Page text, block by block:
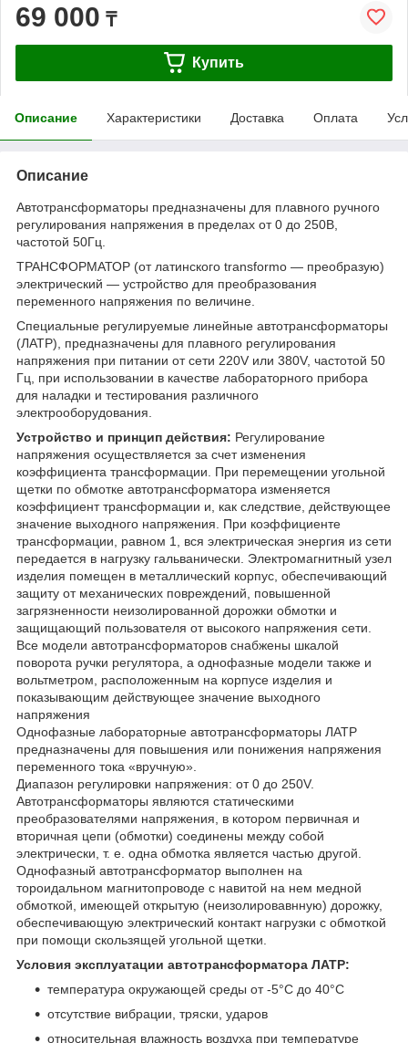
69 000 ₸
Купить
Описание Характеристики Доставка Оплата
Описание
Автотрансформаторы предназначены для плавного ручного
регулирования напряжения в пределах от 0 до 250В,
частотой 50Гц.
ТРАНСФОРМАТОР (от латинского transformo — преобразую)
электрический — устройство для преобразования
переменного напряжения по величине.
Специальные регулируемые линейные автотрансформаторы
(ЛАТР), предназначены для плавного регулирования
напряжения при питании от сети 220V или 380V, частотой 50
Гц, при использовании в качестве лабораторного прибора
для наладки и тестирования различного
электрооборудования.
Устройство и принцип действия: Регулирование
напряжения осуществляется за счет изменения
коэффициента трансформации. При перемещении угольной
щетки по обмотке автотрансформатора изменяется
коэффициент трансформации и, как следствие, действующее
значение выходного напряжения. При коэффициенте
трансформации, равном 1, вся электрическая энергия из сети
передается в нагрузку гальванически. Электромагнитный узел
изделия помещен в металлический корпус, обеспечивающий
защиту от механических повреждений, повышенной
загрязненности неизолированной дорожки обмотки и
защищающий пользователя от высокого напряжения сети.
Все модели автотрансформаторов снабжены шкалой
поворота ручки регулятора, а однофазные модели также и
вольтметром, расположенным на корпусе изделия и
показывающим действующее значение выходного
напряжения
Однофазные лабораторные автотрансформаторы ЛАТР
предназначены для повышения или понижения напряжения
переменного тока «вручную».
Диапазон регулировки напряжения: от 0 до 250V.
Автотрансформаторы являются статическими
преобразователями напряжения, в котором первичная и
вторичная цепи (обмотки) соединены между собой
электрически, т. е. одна обмотка является частью другой.
Однофазный автотрансформатор выполнен на
тороидальном магнитопроводе с навитой на нем медной
обмоткой, имеющей открытую (неизолировавнную) дорожку,
обеспечивающую электрический контакт нагрузки с обмоткой
при помощи скользящей угольной щетки.
Условия эксплуатации автотрансформатора ЛАТР:
температура окружающей среды от -5°С до 40°С
отсутствие вибрации, тряски, ударов
относительная влажность воздуха при температуре